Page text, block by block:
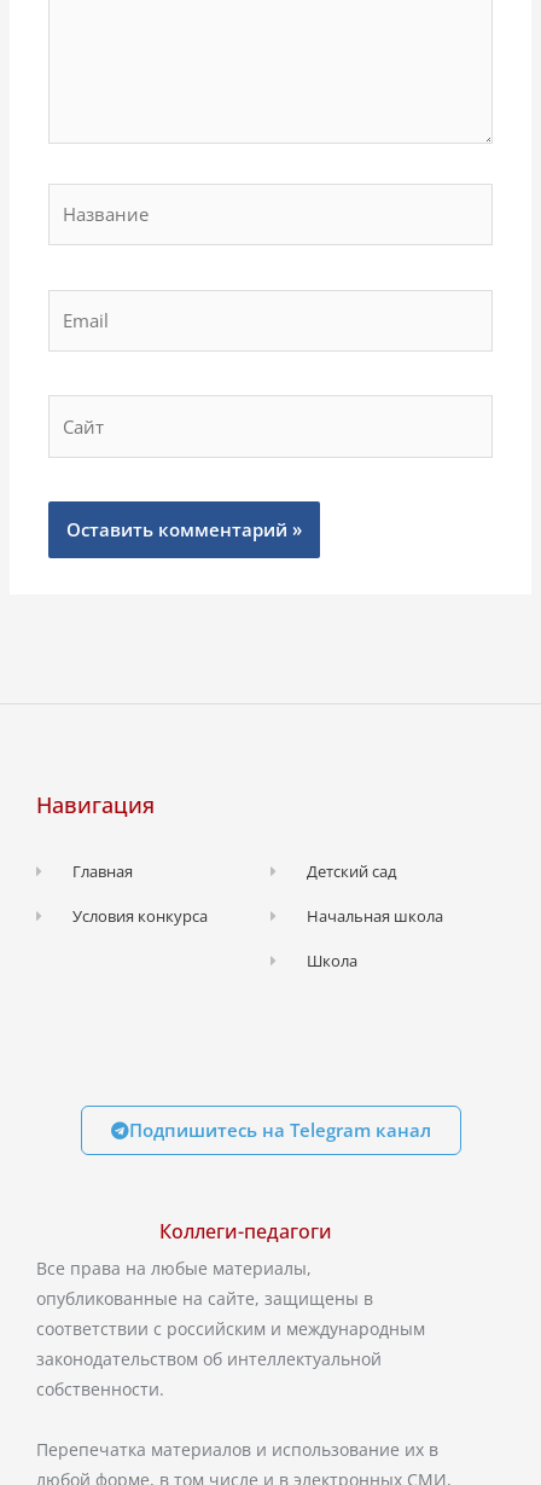
Навигация
Главная
Условия конкурса
Детский сад
Начальная школа
Школа
Подпишитесь на Telegram канал
Коллеги-педагоги
Все права на любые материалы,
опубликованные на сайте, защищены в
соответствии с российским и международным
законодательством об интеллектуальной
собственности.
Перепечатка материалов и использование их в
любой форме, в том числе и в электронных СМИ,